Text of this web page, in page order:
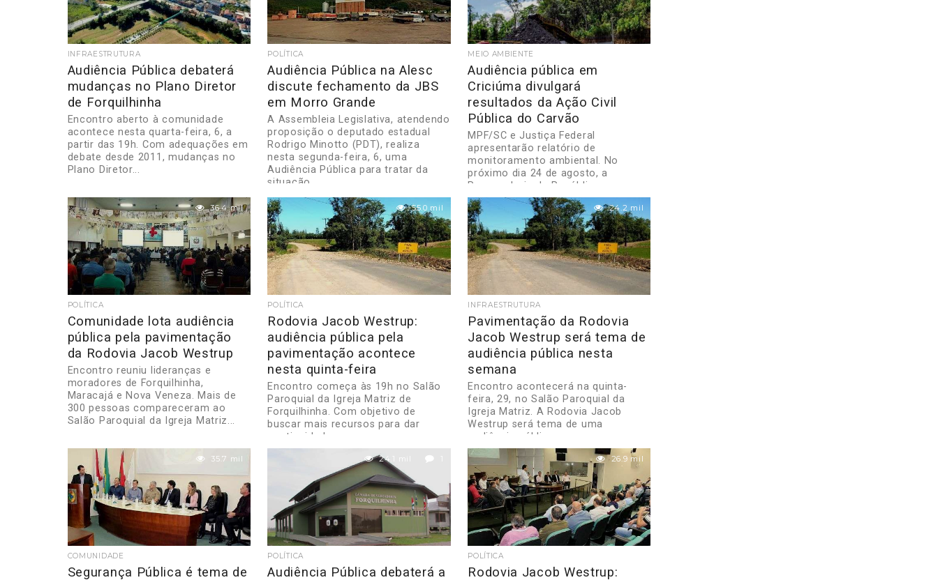
INFRAESTRUTURA
Audiência Pública debaterá
mudanças no Plano Diretor
de Forquilhinha
Encontro aberto à comunidade
acontece nesta quarta-feira, 6, a
partir das 19h. Com adequações em
debate desde 2011, mudanças no
Plano Diretor...
POLÍTICA
Audiência Pública na Alesc
discute fechamento da JBS
em Morro Grande
A Assembleia Legislativa, atendendo
proposição o deputado estadual
Rodrigo Minotto (PDT), realiza
nesta segunda-feira, 6, uma
Audiência Pública para tratar da
situação...
MEIO AMBIENTE
Audiência pública em
Criciúma divulgará
resultados da Ação Civil
Pública do Carvão
MPF/SC e Justiça Federal
apresentarão relatório de
monitoramento ambiental. No
próximo dia 24 de agosto, a
Procuradoria da República em
Criciúma e...
36.4 mil
POLÍTICA
Comunidade lota audiência
pública pela pavimentação
da Rodovia Jacob Westrup
Encontro reuniu lideranças e
moradores de Forquilhinha,
Maracajá e Nova Veneza. Mais de
300 pessoas compareceram ao
Salão Paroquial da Igreja Matriz...
55.0 mil
POLÍTICA
Rodovia Jacob Westrup:
audiência pública pela
pavimentação acontece
nesta quinta-feira
Encontro começa às 19h no Salão
Paroquial da Igreja Matriz de
Forquilhinha. Com objetivo de
buscar mais recursos para dar
continuidade a...
24.2 mil
INFRAESTRUTURA
Pavimentação da Rodovia
Jacob Westrup será tema de
audiência pública nesta
semana
Encontro acontecerá na quinta-
feira, 29, no Salão Paroquial da
Igreja Matriz. A Rodovia Jacob
Westrup será tema de uma
audiência pública na...
35.7 mil
COMUNIDADE
Segurança Pública é tema de
24.1 mil 1
POLÍTICA
Audiência Pública debaterá a
26.9 mil
POLÍTICA
Rodovia Jacob Westrup: